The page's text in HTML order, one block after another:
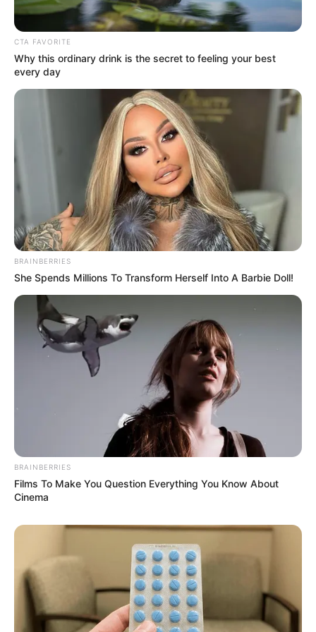
CTA FAVORITE
Why this ordinary drink is the secret to feeling your best
every day
BRAINBERRIES
She Spends Millions To Transform Herself Into A Barbie Doll!
BRAINBERRIES
Films To Make You Question Everything You Know About
Cinema